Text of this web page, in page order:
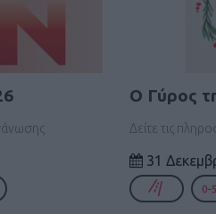
Ο Γύρος
Δείτε τις
31